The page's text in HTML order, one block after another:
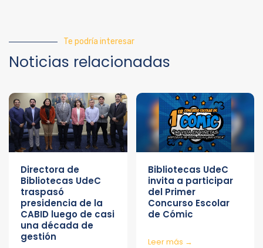
Te podría interesar
Noticias relacionadas
Directora de
Bibliotecas UdeC
traspasó
presidencia de la
CABID luego de casi
una década de
gestión
Bibliotecas UdeC
invita a participar
del Primer
Concurso Escolar
de Cómic
Leer más →